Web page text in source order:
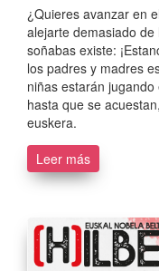
¿Quieres avanzar en
alejarte demasiado
soñabas existe:
los padres y madres
niñas estarán
hasta que se
euskera.
Leer más